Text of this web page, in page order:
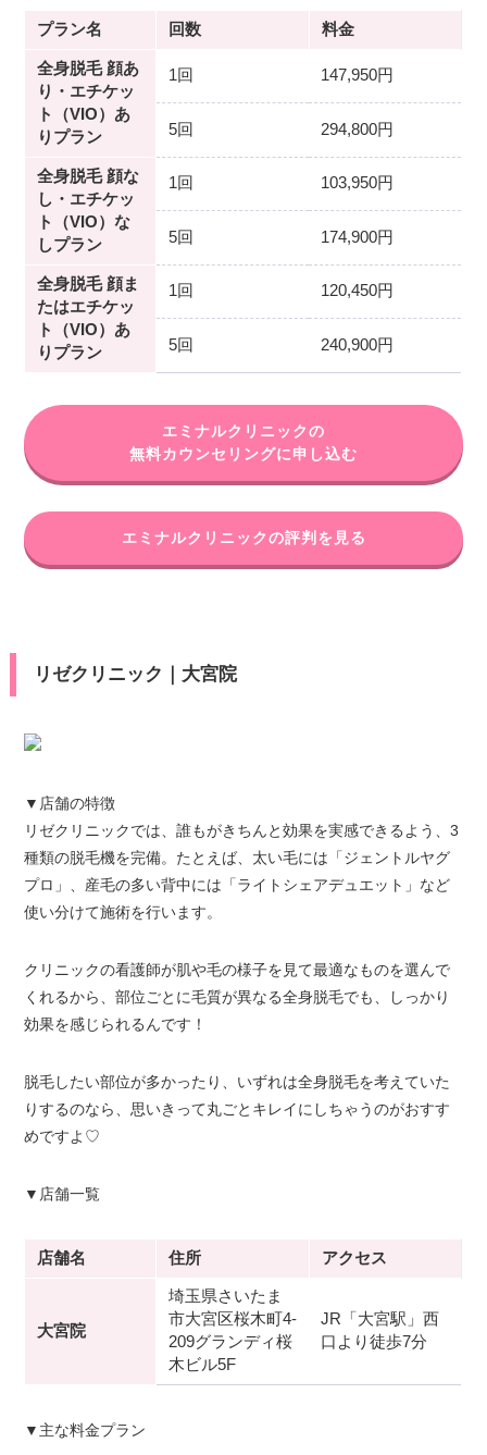
プラン名 回数 料金
全身脱毛 顔あ
り・エチケッ
ト（VIO）あ
りプラン
1回 147,950円
5回 294,800円
全身脱毛 顔な
し・エチケッ
ト（VIO）な
しプラン
1回 103,950円
5回 174,900円
全身脱毛 顔ま
たはエチケッ
ト（VIO）あ
りプラン
1回 120,450円
5回 240,900円
エミナルクリニックの
無料カウンセリングに申し込む
エミナルクリニックの評判を見る
リゼクリニック｜大宮院
▼店舗の特徴
リゼクリニックでは、誰もがきちんと効果を実感できるよう、3
種類の脱毛機を完備。たとえば、太い毛には「ジェントルヤグ
プロ」、産毛の多い背中には「ライトシェアデュエット」など
使い分けて施術を行います。
クリニックの看護師が肌や毛の様子を見て最適なものを選んで
くれるから、部位ごとに毛質が異なる全身脱毛でも、しっかり
効果を感じられるんです！
脱毛したい部位が多かったり、いずれは全身脱毛を考えていた
りするのなら、思いきって丸ごとキレイにしちゃうのがおすす
めですよ♡
▼店舗一覧
店舗名 住所 アクセス
大宮院
埼玉県さいたま
市大宮区桜木町4-
209グランディ桜
木ビル5F
JR「大宮駅」西
口より徒歩7分
▼主な料金プラン